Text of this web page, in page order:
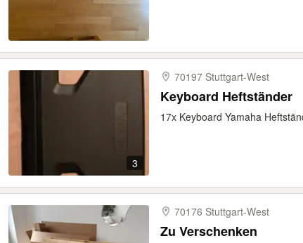
3
70197 Stuttgart-​West
Keyboard Heftständer
17x Keyboard Yamaha
70176 Stuttgart-​West
Zu Verschenken